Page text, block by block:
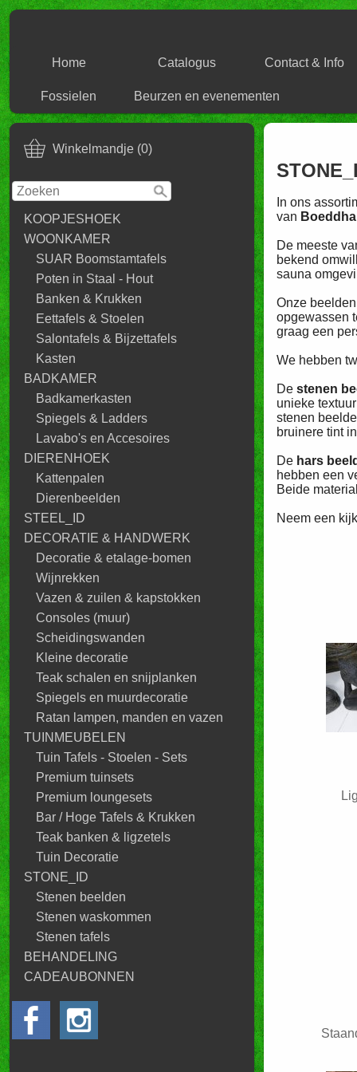
Home Catalogus Contact & Info
Fossielen Beurzen en evenementen
Winkelmandje (0)
KOOPJESHOEK
WOONKAMER
SUAR Boomstamtafels
Poten in Staal - Hout
Banken & Krukken
Eettafels & Stoelen
Salontafels & Bijzettafels
Kasten
BADKAMER
Badkamerkasten
Spiegels & Ladders
Lavabo's en Accesoires
DIERENHOEK
Kattenpalen
Dierenbeelden
STEEL_ID
DECORATIE & HANDWERK
Decoratie & etalage-bomen
Wijnrekken
Vazen & zuilen & kapstokken
Consoles (muur)
Scheidingswanden
Kleine decoratie
Teak schalen en snijplanken
Spiegels en muurdecoratie
Ratan lampen, manden en vazen
TUINMEUBELEN
Tuin Tafels - Stoelen - Sets
Premium tuinsets
Premium loungesets
Bar / Hoge Tafels & Krukken
Teak banken & ligzetels
Tuin Decoratie
STONE_ID
Stenen beelden
Stenen waskommen
Stenen tafels
BEHANDELING
CADEAUBONNEN
In ons
van Boeddha
De meeste
bekend
sauna
Onze
opgewassen
graag een
We hebben
De stenen
unieke
stenen
bruinere tint
De hars
hebben een
Beide
Neem een